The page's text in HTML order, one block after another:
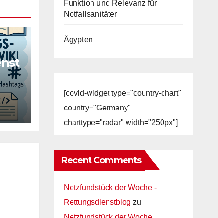
Funktion und Relevanz für
Notfallsanitäter
Ägypten
[covid-widget type="country-chart"
country="Germany"
charttype="radar" width="250px"]
Recent Comments
Netzfundstück der Woche -
Rettungsdienstblog zu